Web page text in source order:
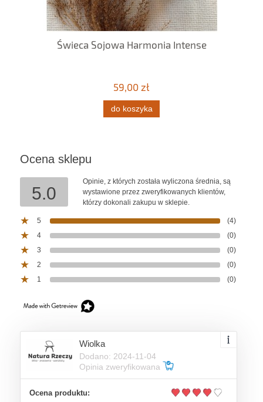
Świeca Sojowa Harmonia Intense
59,00 zł
do koszyka
Ocena sklepu
5.0
Opinie, z których została wyliczona średnia, są
wystawione przez zweryfikowanych klientów,
którzy dokonali zakupu w sklepie.
5
(4)
4
(0)
3
(0)
2
(0)
1
(0)
Wiolka
Dodano: 2024-11-04
Opinia zweryfikowana
Ocena produktu: